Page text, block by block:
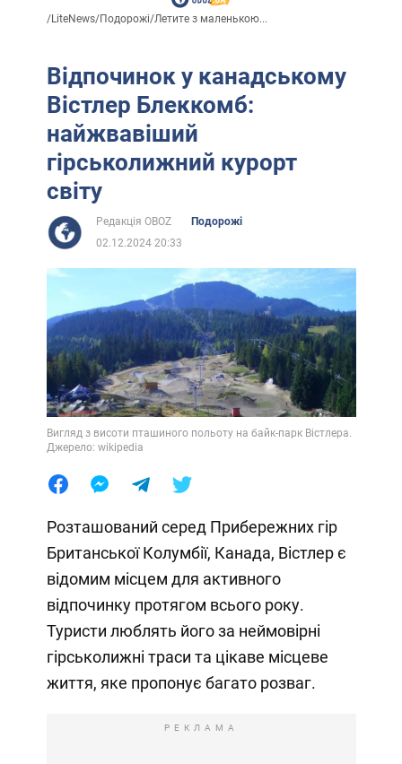
/LiteNews/Подорожі/Летите з маленькою...
Відпочинок у канадському
Вістлер Блеккомб:
найжвавіший
гірськолижний курорт
світу
Редакція OBOZ
Подорожі
02.12.2024 20:33
Вигляд з висоти пташиного польоту на байк-парк Вістлера.
Джерело: wikipedia
Розташований серед Прибережних гір
Британської Колумбії, Канада, Вістлер є
відомим місцем для активного
відпочинку протягом всього року.
Туристи люблять його за неймовірні
гірськолижні траси та цікаве місцеве
життя, яке пропонує багато розваг.
РЕКЛАМА